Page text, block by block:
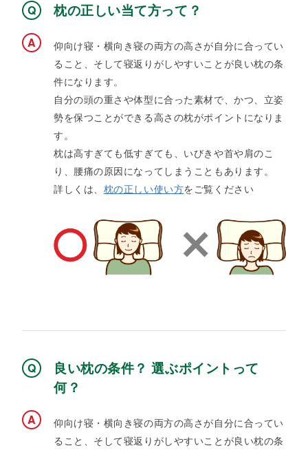
枕の正しい当て方って？
仰向け寝・横向き寝の両方の高さが自分に合ってい
ること、そして寝返りがしやすいことが良い枕の条
件になります。​
自分の頭の重さや体型に合った素材で、かつ、立姿
勢を保つことができる高さの枕がポイントになりま
す。​
枕は高すぎても低すぎても、いびきや首や肩のこ
り、腰痛の原因になってしまうこともあります。​
詳しくは、 枕の正しい使い方をご覧ください​
良い枕の条件？ 選ぶポイントって
何？
仰向け寝・横向き寝の両方の高さが自分に合ってい
ること、そして寝返りがしやすいことが良い枕の条